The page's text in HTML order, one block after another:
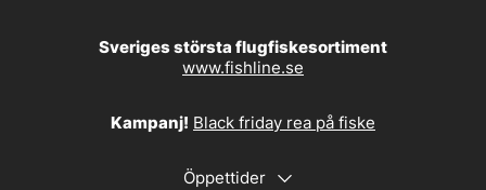
Sveriges största flugfiskesortiment
www.fishline.se
Kampanj! Black friday rea på fiske
Öppettider